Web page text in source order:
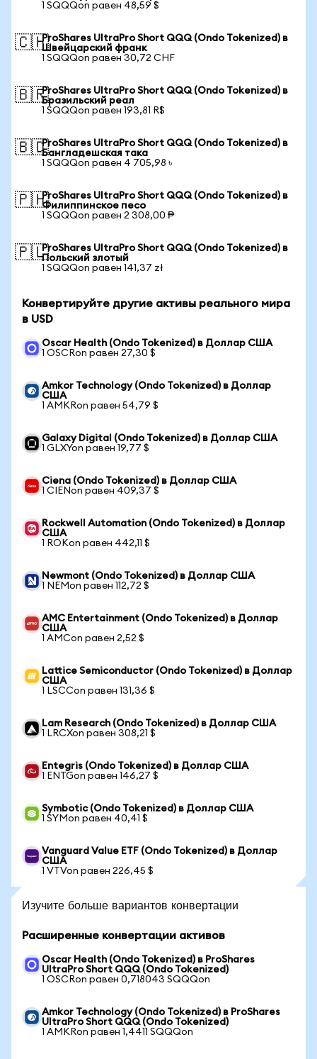
1 SQQQon равен 48,59 $
🇨🇭ProShares UltraPro Short QQQ (Ondo Tokenized) в
Швейцарский франк
1 SQQQon равен 30,72 CHF
🇧🇷ProShares UltraPro Short QQQ (Ondo Tokenized) в
Бразильский реал
1 SQQQon равен 193,81 R$
🇧🇩ProShares UltraPro Short QQQ (Ondo Tokenized) в
Бангладешская така
1 SQQQon равен 4 705,98 ৳
🇵🇭ProShares UltraPro Short QQQ (Ondo Tokenized) в
Филиппинское песо
1 SQQQon равен 2 308,00 ₱
🇵🇱ProShares UltraPro Short QQQ (Ondo Tokenized) в
Польский злотый
1 SQQQon равен 141,37 zł
Конвертируйте другие активы реального мира
в USD
Oscar Health (Ondo Tokenized) в Доллар США
1 OSCRon равен 27,30 $
Amkor Technology (Ondo Tokenized) в Доллар
США
1 AMKRon равен 54,79 $
Galaxy Digital (Ondo Tokenized) в Доллар США
1 GLXYon равен 19,77 $
Ciena (Ondo Tokenized) в Доллар США
1 CIENon равен 409,37 $
Rockwell Automation (Ondo Tokenized) в Доллар
США
1 ROKon равен 442,11 $
Newmont (Ondo Tokenized) в Доллар США
1 NEMon равен 112,72 $
AMC Entertainment (Ondo Tokenized) в Доллар
США
1 AMCon равен 2,52 $
Lattice Semiconductor (Ondo Tokenized) в Доллар
США
1 LSCCon равен 131,36 $
Lam Research (Ondo Tokenized) в Доллар США
1 LRCXon равен 308,21 $
Entegris (Ondo Tokenized) в Доллар США
1 ENTGon равен 146,27 $
Symbotic (Ondo Tokenized) в Доллар США
1 SYMon равен 40,41 $
Vanguard Value ETF (Ondo Tokenized) в Доллар
США
1 VTVon равен 226,45 $
Изучите больше вариантов конвертации
Расширенные конвертации активов
Oscar Health (Ondo Tokenized) в ProShares
UltraPro Short QQQ (Ondo Tokenized)
1 OSCRon равен 0,718043 SQQQon
Amkor Technology (Ondo Tokenized) в ProShares
UltraPro Short QQQ (Ondo Tokenized)
1 AMKRon равен 1,4411 SQQQon